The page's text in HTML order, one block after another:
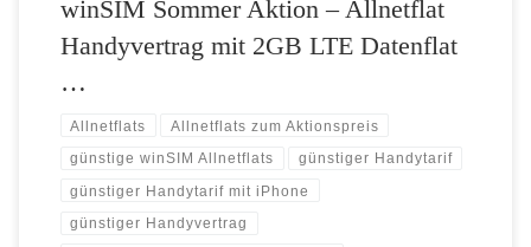
winSIM Sommer Aktion – Allnetflat
Handyvertrag mit 2GB LTE Datenflat
…
Allnetflats Allnetflats zum Aktionspreis
günstige winSIM Allnetflats günstiger Handytarif
günstiger Handytarif mit iPhone
günstiger Handyvertrag